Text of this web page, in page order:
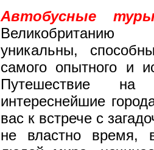
Автобусные
уникальны,
самого опытного и
Путешествие на
интереснейшие
вас к встрече с
не властно время,